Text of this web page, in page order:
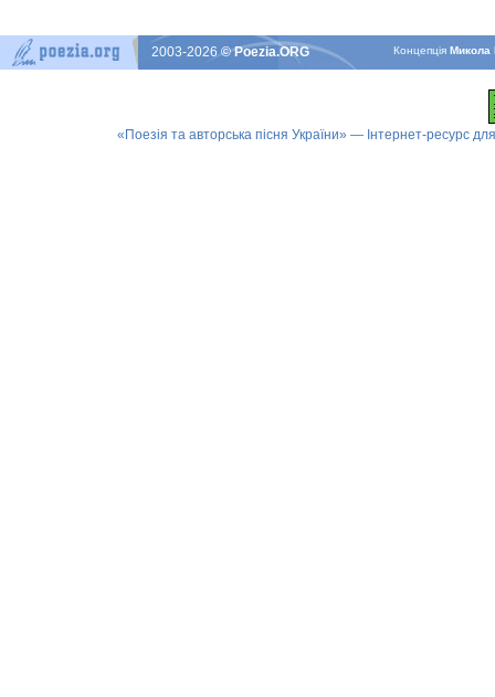
КонцепцiяМикола
2003-2026© Poezia.ORG
«Поезія та авторська пісня України» — Інтернет-ресурс